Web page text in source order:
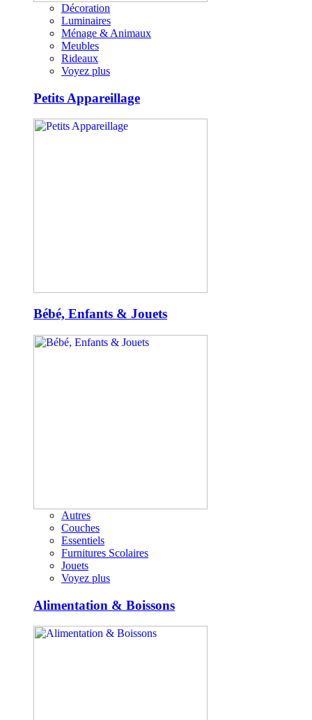
Décoration
Luminaires
Ménage & Animaux
Meubles
Rideaux
Voyez plus
Petits Appareillage
Bébé, Enfants & Jouets
Autres
Couches
Essentiels
Furnitures Scolaires
Jouets
Voyez plus
Alimentation & Boissons